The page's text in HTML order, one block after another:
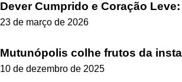
Dever Cumprido e Coração
23 de março de 2026
Mutunópolis colhe frutos da
10 de dezembro de 2025